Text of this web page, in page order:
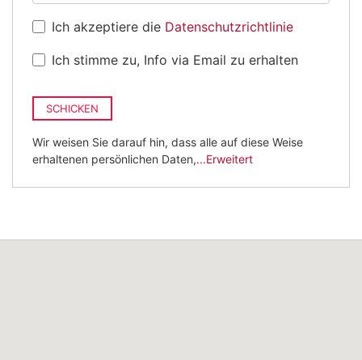
Ich akzeptiere die Datenschutzrichtlinie
Ich stimme zu, Info via Email zu erhalten
SCHICKEN
Wir weisen Sie darauf hin, dass alle auf diese Weise
erhaltenen persönlichen Daten,...Erweitert